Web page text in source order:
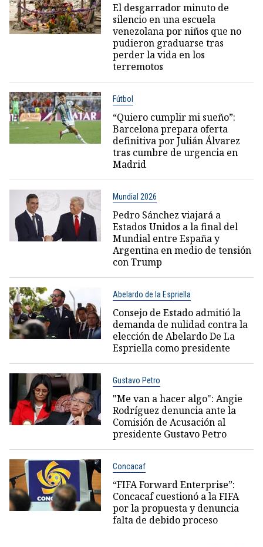
El desgarrador minuto de
silencio en una escuela
venezolana por niños que no
pudieron graduarse tras
perder la vida en los
terremotos
Fútbol
“Quiero cumplir mi sueño”:
Barcelona prepara oferta
definitiva por Julián Álvarez
tras cumbre de urgencia en
Madrid
Mundial 2026
Pedro Sánchez viajará a
Estados Unidos a la final del
Mundial entre España y
Argentina en medio de tensión
con Trump
Abelardo de la Espriella
Consejo de Estado admitió la
demanda de nulidad contra la
elección de Abelardo De La
Espriella como presidente
Gustavo Petro
"Me van a hacer algo": Angie
Rodríguez denuncia ante la
Comisión de Acusación al
presidente Gustavo Petro
Concacaf
“FIFA Forward Enterprise”:
Concacaf cuestionó a la FIFA
por la propuesta y denuncia
falta de debido proceso